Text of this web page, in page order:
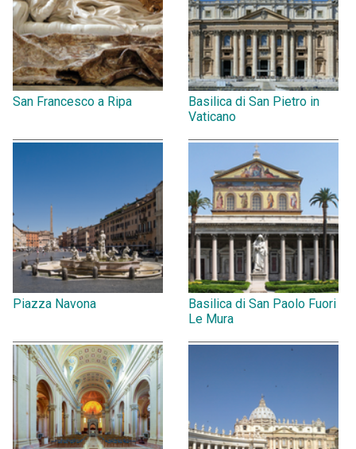
San Francesco a Ripa
Basilica di San Pietro in
Vaticano
Piazza Navona
Basilica di San Paolo Fuori
Le Mura